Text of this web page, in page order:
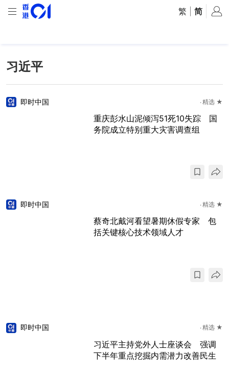
繁 简
习近平
即时中国 精选 ★
重庆彭水山泥倾泻51死10失踪 国
务院成立特别重大灾害调查组
即时中国 精选 ★
蔡奇北戴河看望暑期休假专家 包
括关键核心技术领域人才
即时中国 精选 ★
习近平主持党外人士座谈会 强调
下半年重点挖掘内需潜力改善民生